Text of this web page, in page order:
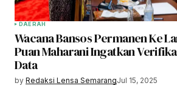
DAERAH
Wacana Bansos Permanen Ke
Puan Maharani Ingatkan
Data
by Redaksi Lensa SemarangJul 15, 2025